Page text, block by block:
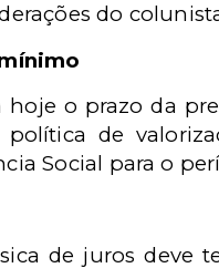
do
hoje o prazo da
política de
Social para o
de juros deve